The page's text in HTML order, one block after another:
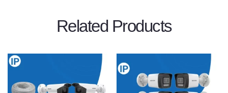
Related Products